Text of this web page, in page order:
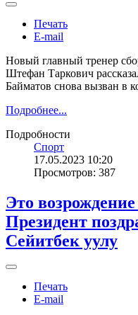
Печать
E-mail
Новый главный тренер
Штефан Таркович
Байматов снова вызван в
Подробнее...
Подробности
Спорт
17.05.2023 10:20
Просмотров: 387
Это
Президент
Сейитбек уулу
Печать
E-mail